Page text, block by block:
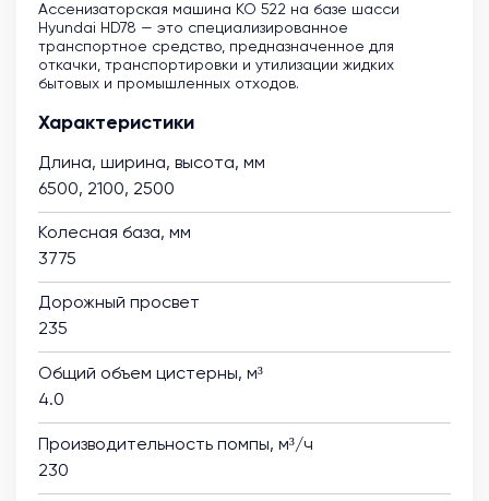
Ассенизаторская машина KO 522 на базе шасси
Hyundai HD78 — это специализированное
транспортное средство, предназначенное для
откачки, транспортировки и утилизации жидких
бытовых и промышленных отходов.
Характеристики
Длина, ширина, высота, мм
6500, 2100, 2500
Колесная база, мм
3775
Дорожный просвет
235
Общий объем цистерны, м³
4.0
Производительность помпы, м³/ч
230